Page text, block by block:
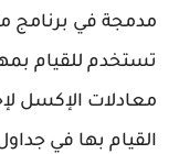
تستخدم للقيام
معادلات الإكسل
القيام بها في